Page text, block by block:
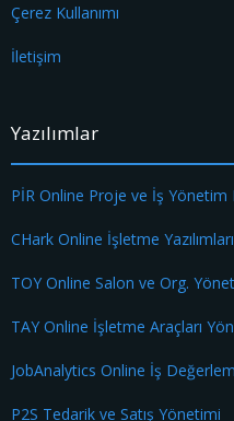
Çerez Kullanımı
İletişim
Yazılımlar
PİR Online Proje ve İş
CHark Online İşletme Yazılımları
TOY Online Salon ve Org.
TAY Online İşletme Araçları
JobAnalytics Online İş
P2S Tedarik ve Satış Yönetimi